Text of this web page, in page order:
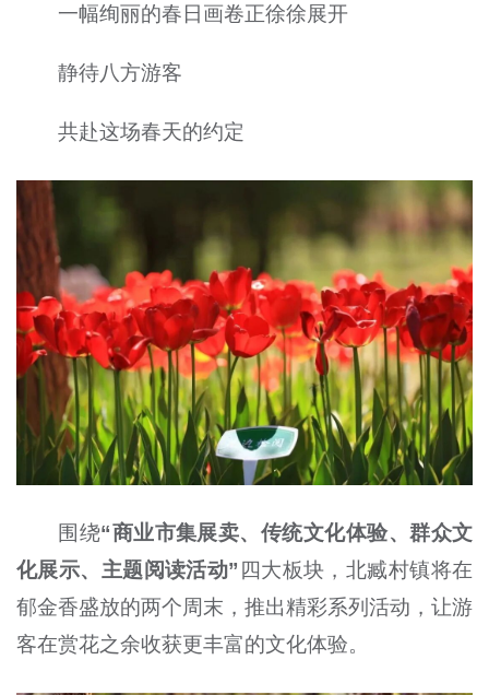
一幅绚丽的春日画卷正徐徐展开
静待八方游客
共赴这场春天的约定
围绕“商业市集展卖、传统文化体验、群众文
化展示、主题阅读活动” 四大板块，北臧村镇将在
郁金香盛放的两个周末，推出精彩系列活动，让游
客在赏花之余收获更丰富的文化体验。